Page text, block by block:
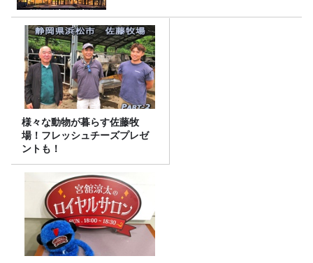
様々な動物が暮らす佐藤牧
場！フレッシュチーズプレゼ
ントも！